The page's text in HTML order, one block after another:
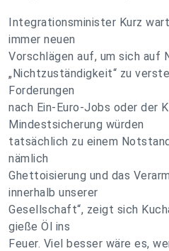
Integrationsminister Kurz
immer neuen
Vorschlägen auf, um sich auf
„Nichtzuständigkeit“ zu
Forderungen
nach Ein-Euro-Jobs oder der
Mindestsicherung würden
tatsächlich zu einem
nämlich
Ghettoisierung und das
innerhalb unserer
Gesellschaft“, zeigt sich
gieße Öl ins
Feuer. Viel besser wäre es,